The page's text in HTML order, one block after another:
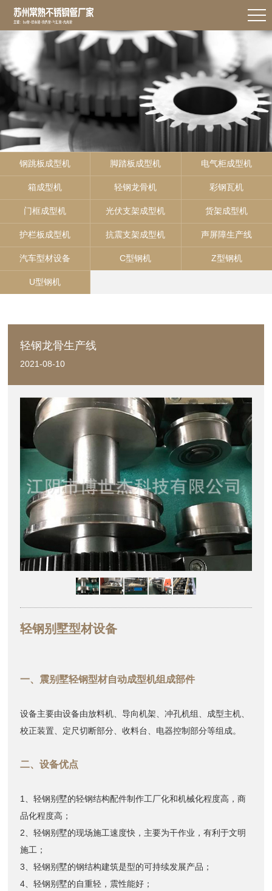
钢跳板成型机 脚踏板成型机 电气柜成型机
箱成型机 轻钢龙骨机 彩钢瓦机
门框成型机 光伏支架成型机 货架成型机
护栏板成型机 抗震支架成型机 声屏障生产线
汽车型材设备 C型钢机 Z型钢机
U型钢机
轻钢龙骨生产线
2021-08-10
轻钢别墅型材设备
一、震别墅轻钢型材自动成型机组成部件
设备主要由设备由放料机、导向机架、冲孔机组、成型主机、
校正装置、定尺切断部分、收料台、电器控制部分等组成。
二、设备优点
1、轻钢别墅的轻钢结构配件制作工厂化和机械化程度高，商
品化程度高；
2、轻钢别墅的现场施工速度快，主要为干作业，有利于文明
施工；
3、轻钢别墅的钢结构建筑是型的可持续发展产品；
4、轻钢别墅的自重轻，震性能好；